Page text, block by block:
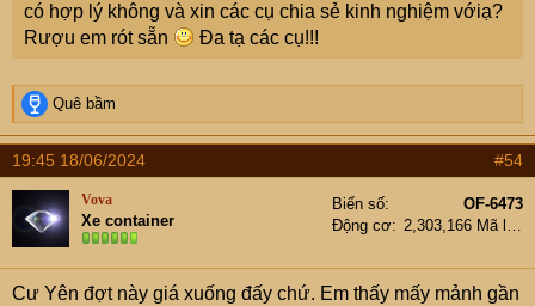
có hợp lý không và xin các cụ chia sẻ kinh nghiệm vớiạ?
Rượu em rót sẵn
Đa tạ các cụ!!!
R
e
a
c
t
i
o
n
s
:
Quê bầm
19:45 18/06/2024 #54
Vova
Xe container
Biển số
OF-6473
Động cơ
2,303,166 Mã lực
Cư Yên đợt này giá xuống đấy chứ. Em thấy mấy mảnh gần